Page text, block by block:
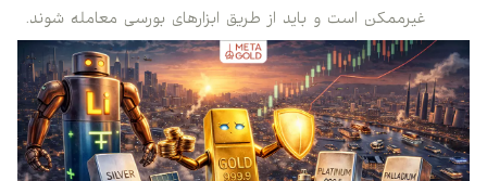
غیرممکن است و باید از طریق ابزارهای بورسی معامله شوند.